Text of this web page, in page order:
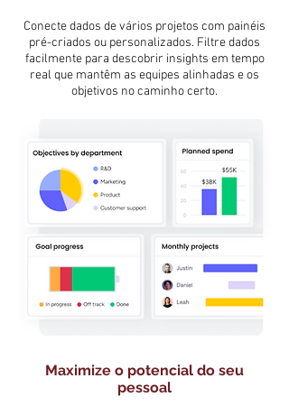
Conecte dados de vários projetos com painéis
pré-criados ou personalizados. Filtre dados
facilmente para descobrir insights em tempo
real que mantêm as equipes alinhadas e os
objetivos no caminho certo.
Maximize o potencial do seu
pessoal